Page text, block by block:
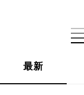
最新